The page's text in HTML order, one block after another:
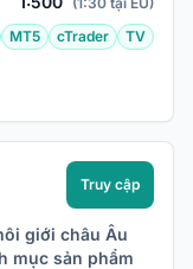
MT5 cTrader TV
Truy cập
giới châu Âu
mục sản phẩm